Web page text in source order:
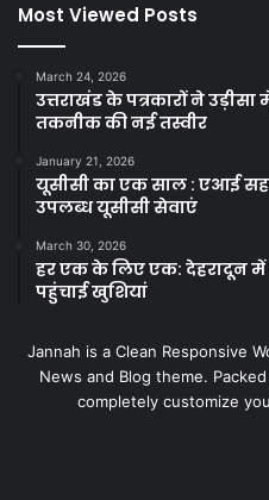
Most Viewed Posts
March 24, 2026
उत्तराखंड के पत्रकारों ने
तकनीक की नई तस्वीर
January 21, 2026
यूसीसी का एक साल : एआई
उपलब्ध यूसीसी सेवाएं
March 30, 2026
हर एक के लिए एक: देहरादून
पहुंचाई खुशियां
Jannah is a Clean Responsive
News and Blog theme.
completely customize